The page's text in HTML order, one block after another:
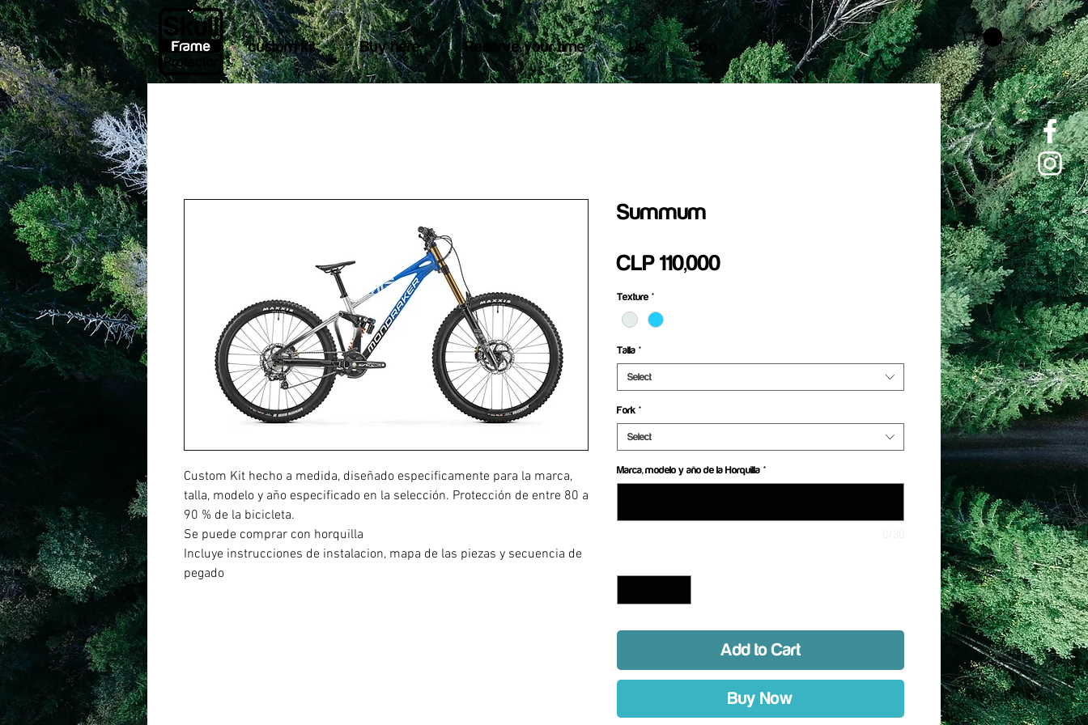
custom kit Buy here Reserve your time Us Blog
Custom Kit hecho a medida, diseñado especificamente para la marca,
talla, modelo y año especificado en la selección. Protección de entre 80 a
90 % de la bicicleta.
Se puede comprar con horquilla
Incluye instrucciones de instalacion, mapa de las piezas y secuencia de
pegado
Summum
CLP 110,000Price
Texture *
Talla *
Select
Fork *
Select
Marca, modelo y año de la Horquilla *
Add to Cart
Buy Now